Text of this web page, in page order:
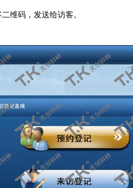
维码，发送给访客。